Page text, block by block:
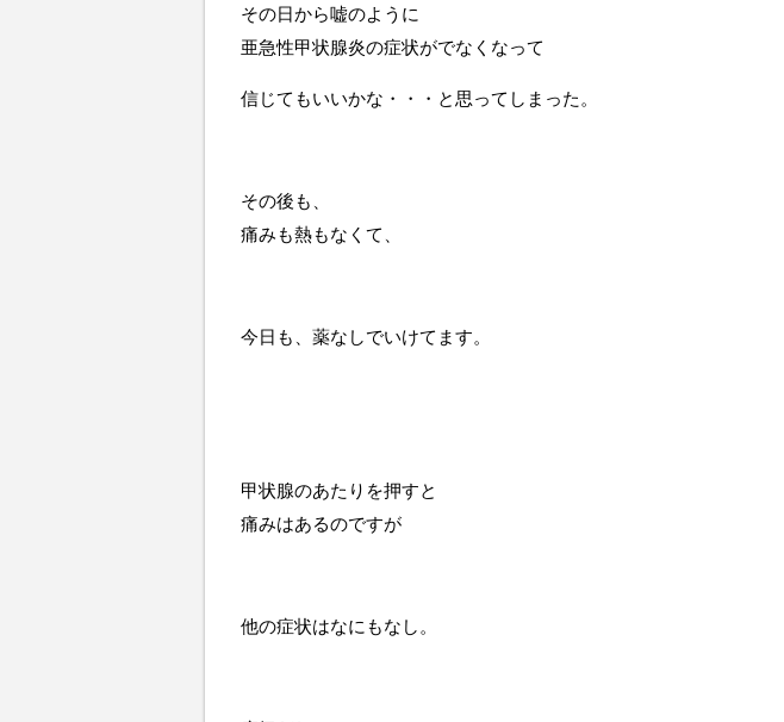
その日から嘘のように
亜急性甲状腺炎の症状がでなくなって
信じてもいいかな・・・と思ってしまった。
その後も、
痛みも熱もなくて、
今日も、薬なしでいけてます。
甲状腺のあたりを押すと
痛みはあるのですが
他の症状はなにもなし。